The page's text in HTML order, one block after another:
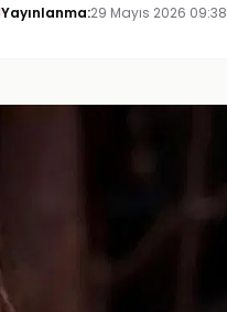
Yayınlanma:29 Mayıs 2026 09:38